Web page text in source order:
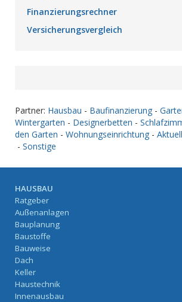
Finanzierungsrechner
Versicherungsvergleich
Partner: Hausbau - Baufinanzierung -
Wintergarten - Designerbetten -
den Garten - Wohnungseinrichtung -
- Sonstige
HAUSBAU
Ratgeber
Außenanlagen
Bauplanung
Baustoffe
Bauweise
Dach
Keller
Haustechnik
Innenausbau